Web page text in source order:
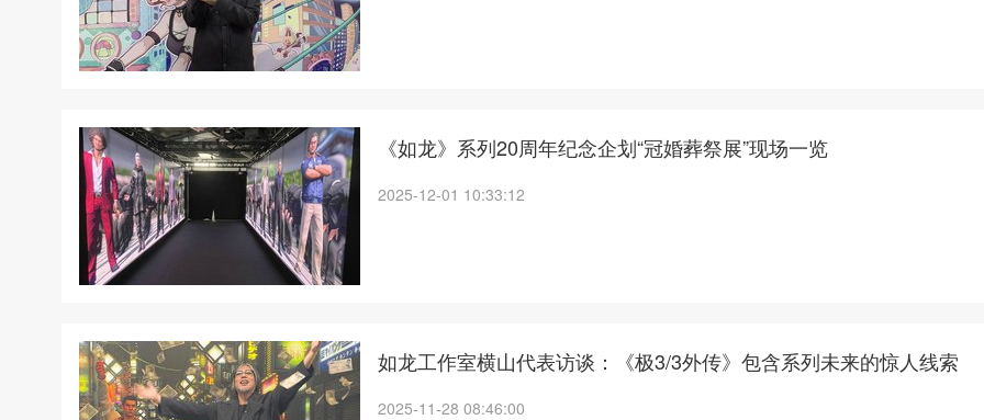
《如龙》系列20周年纪念企划“冠婚葬祭展”现场一览
2025-12-01 10:33:12
如龙工作室横山代表访谈：《极3/3外传》包含系列未来的惊人线索
2025-11-28 08:46:00